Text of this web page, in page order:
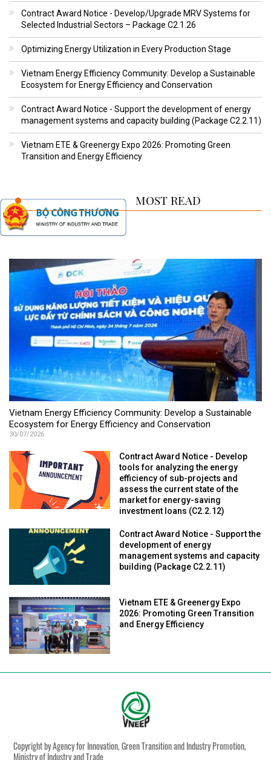
Contract Award Notice - Develop/Upgrade MRV Systems for
Selected Industrial Sectors – Package C2.1.26
Optimizing Energy Utilization in Every Production Stage
Vietnam Energy Efficiency Community: Develop a Sustainable
Ecosystem for Energy Efficiency and Conservation
Contract Award Notice - Support the development of energy
management systems and capacity building (Package C2.2.11)
Vietnam ETE & Greenergy Expo 2026: Promoting Green
Transition and Energy Efficiency
MOST READ
Vietnam Energy Efficiency Community: Develop a Sustainable
Ecosystem for Energy Efficiency and Conservation
30/07/2026
Contract Award Notice - Develop
tools for analyzing the energy
efficiency of sub-projects and
assess the current state of the
market for energy-saving
investment loans (C2.2.12)
Contract Award Notice - Support the
development of energy
management systems and capacity
building (Package C2.2.11)
Vietnam ETE & Greenergy Expo
2026: Promoting Green Transition
and Energy Efficiency
Copyright by Agency for Innovation, Green Transition and Industry Promotion,
Ministry of Industry and Trade